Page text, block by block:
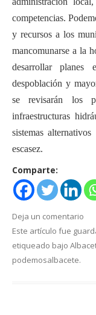
competencias.
y recursos a los
mancomunarse a la
desarrollar planes
despoblación y
se revisarán los
infraestructuras
sistemas
escasez.
Comparte:
Deja un comentario
Este artículo fue
etiqueado bajo
podemosalbacete.